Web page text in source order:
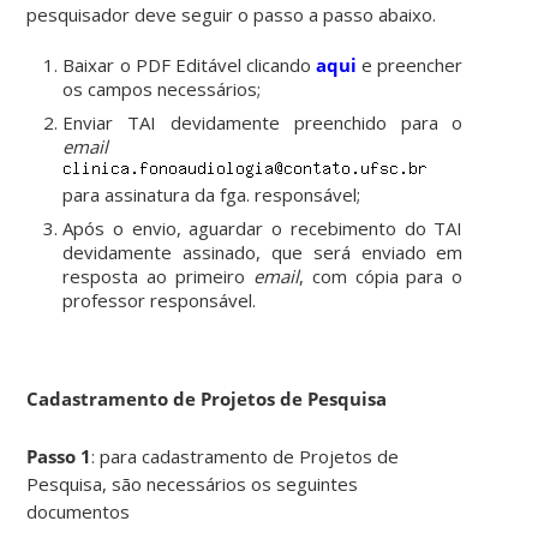
pesquisador deve seguir o passo a passo abaixo.
Baixar o PDF Editável clicandoaqui e preencher
os campos necessários;
Enviar TAI devidamente preenchido para o
email
para assinatura da fga. responsável;
Após o envio, aguardar o recebimento do TAI
devidamente assinado, que será enviado em
resposta ao primeiro email, com cópia para o
professor responsável.
Cadastramento de Projetos de Pesquisa
Passo 1: para cadastramento de Projetos de
Pesquisa, são necessários os seguintes
documentos